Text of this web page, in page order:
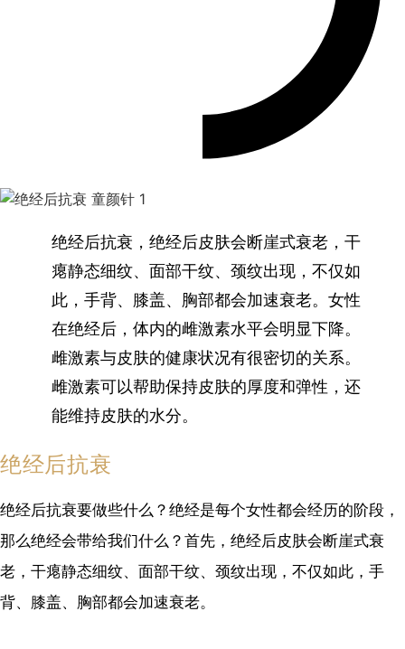
绝经后抗衰，绝经后皮肤会断崖式衰老，干
瘪静态细纹、面部干纹、颈纹出现，不仅如
此，手背、膝盖、胸部都会加速衰老。女性
在绝经后，体内的雌激素水平会明显下降。
雌激素与皮肤的健康状况有很密切的关系。
雌激素可以帮助保持皮肤的厚度和弹性，还
能维持皮肤的水分。
绝经后抗衰
绝经后抗衰要做些什么？绝经是每个女性都会经历的阶段，
那么绝经会带给我们什么？首先，绝经后皮肤会断崖式衰
老，干瘪静态细纹、面部干纹、颈纹出现，不仅如此，手
背、膝盖、胸部都会加速衰老。